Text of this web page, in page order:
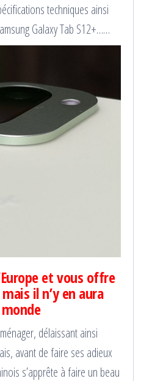
techniques ainsi
Galaxy Tab S12+……
et vous offre
il n’y en aura
délaissant ainsi
avant de faire ses adieux
s’apprête à faire un beau